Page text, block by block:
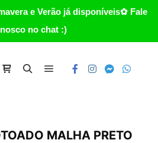
e Verão já disponíveis✿ Fale
no chat :)
MALHA PRETO